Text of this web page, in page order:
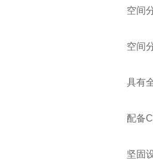
空间
空间
具有
配备
坚固